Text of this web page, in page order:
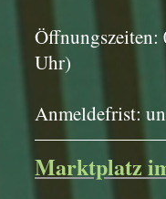
Uhr)
Anmeldefrist:
Marktplatz